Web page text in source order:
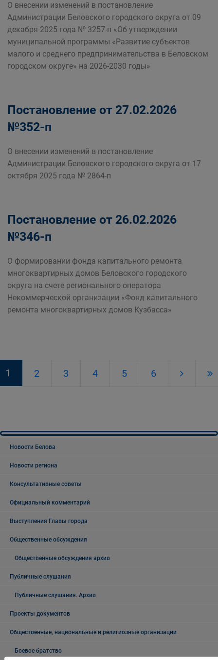
О внесении изменений в постановление
Администрации Беловского городского округа от 09
декабря 2025 года № 3257-п «Об утверждении
муниципальной программы «Развитие субъектов
малого и среднего предпринимательства в Беловском
городском округе» на 2026-2030 годы»
Постановление от 27.02.2026
№352-п
О внесении изменений в постановление
Администрации Беловского городского округа от 17
октября 2025 года № 2864-п
Постановление от 26.02.2026
№346-п
О формировании фонда капитального ремонта
многоквартирных домов Беловского городского
округа на счете регионального оператора
Некоммерческой организации «Фонд капитального
ремонта многоквартирных домов Кузбасса»
1 2 3 4 5 6
Новости Белова
Новости региона
Консультативные советы
Официальный комментарий
Выступления Главы города
Общественные обсуждения
Общественные обсуждения архив
Публичные слушания
Публичные слушания. Архив
Проекты документов
Общественные, национальные и религиозные организации
Боевое братство